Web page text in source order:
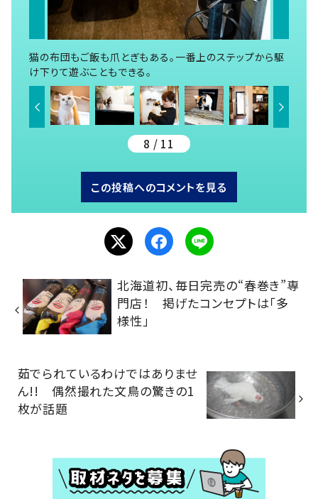
猫の布団もご飯も爪とぎもある。一番上のステップから駆
け下りて遊ぶこともできる。
8 / 11
この投稿へのコメントを見る
北海道初、毎日完売の“春巻き”専
門店！ 掲げたコンセプトは「多
様性」
茹でられているわけではありませ
ん!! 偶然撮れた文鳥の驚きの1
枚が話題